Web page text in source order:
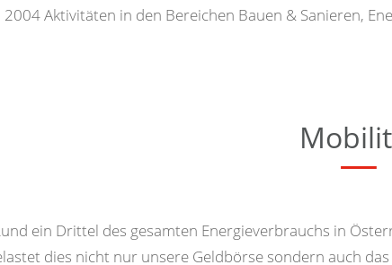
2004 Aktivitäten in den Bereichen Bauen & Sanieren,
ein Drittel des gesamten Energieverbrauchs in
dies nicht nur unsere Geldbörse sondern auch